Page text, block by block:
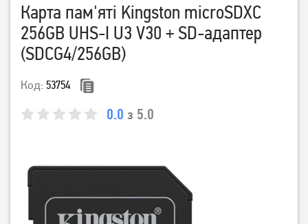
Карта пам'яті Kingston microSDXC
256GB UHS-I U3 V30 + SD-адаптер
(SDCG4/256GB)
Код: 53754
0.0 з 5.0